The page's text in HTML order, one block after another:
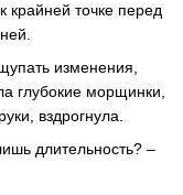
крайней точке перед
изменения,
глубокие морщинки,
вздрогнула.
длительность? –